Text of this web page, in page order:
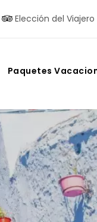
Elección del
Paquetes